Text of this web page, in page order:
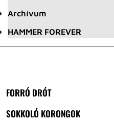
Archívum
HAMMER FOREVER
FORRÓ DRÓT
SOKKOLÓ KORONGOK